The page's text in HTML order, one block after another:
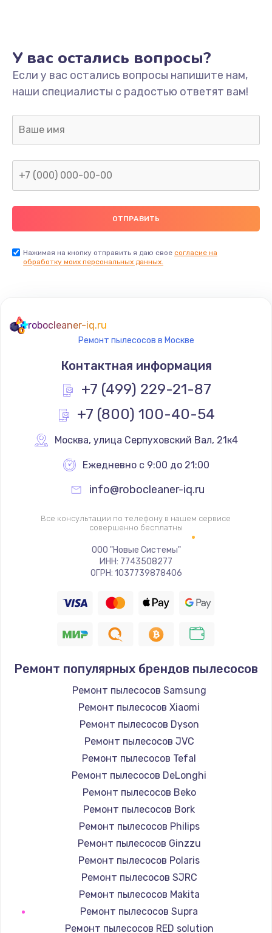
Заказать
Пайка конденсаторов
Заказать
Ремонт или замена двигателя
Заказать
Снятие системных ошибок/программный ремонт
1400 руб.
Заказать
880 руб.
Заказать
Ремонт кнопки
Заказать
Модернизация
1830 руб.
Заказать
Устранение ошибок
2000 руб.
Заказать
Ремонт электроплаты
1400 руб.
Замена шнура
600 руб.
Замена датчика
480 руб.
Замена кнопки
450 руб.
У вас остались вопросы?
Если у вас остались вопросы напишите нам,
наши специалисты с радостью ответят вам!
Нажимая на кнопку отправить я даю свое согласие на
обработку моих персональных данных.
robocleaner-iq.ru
Ремонт пылесосов в Москве
Контактная информация
+7 (499) 229-21-87
+7 (800) 100-40-54
Москва, улица Серпуховский Вал, 21к4
Ежедневно с 9:00 до 21:00
info@robocleaner-iq.ru
Все консультации по телефону в нашем сервисе
совершенно бесплатны
ООО "Новые Системы"
ИНН: 7743508277
ОГРН: 1037739878406
Ремонт популярных брендов пылесосов
Ремонт пылесосов Samsung
Ремонт пылесосов Xiaomi
Ремонт пылесосов Dyson
Ремонт пылесосов JVC
Ремонт пылесосов Tefal
Ремонт пылесосов DeLonghi
Ремонт пылесосов Beko
Ремонт пылесосов Bork
Ремонт пылесосов Philips
Ремонт пылесосов Ginzzu
Ремонт пылесосов Polaris
Ремонт пылесосов SJRC
Ремонт пылесосов Makita
Ремонт пылесосов Supra
Ремонт пылесосов RED solution